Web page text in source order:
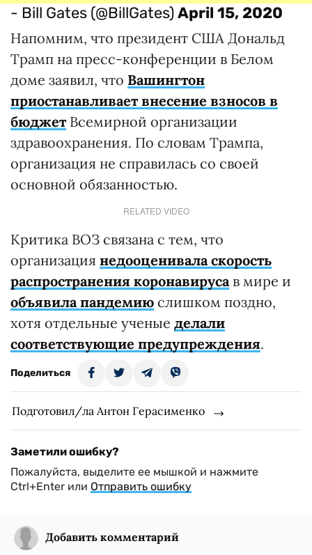
- Bill Gates (@BillGates)April 15, 2020
Напомним, что президент США Дональд
Трамп на пресс-конференции в Белом
доме заявил, что Вашингтон
приостанавливает внесение взносов в
бюджетВсемирной организации
здравоохранения. По словам Трампа,
организация не справилась со своей
основной обязанностью.
RELATED VIDEO
Критика ВОЗ связана с тем, что
организация недооценивала скорость
распространения коронавирусав мире и
объявила пандемию слишком поздно,
хотя отдельные ученые делали
соответствующие предупреждения.
Поделиться
Подготовил/ла Антон Герасименко
Заметили ошибку?
Пожалуйста, выделите ее мышкой и нажмите
Ctrl+Enter или Отправить ошибку
Добавить комментарий